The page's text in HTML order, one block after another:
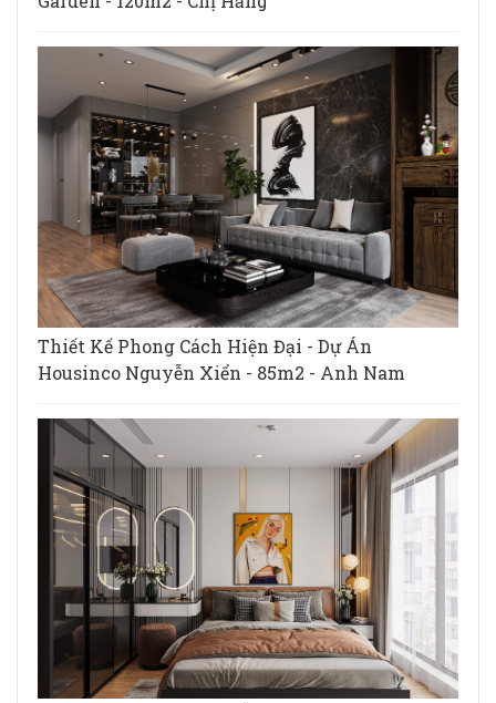
Thiết Kế Phong Cách Hiện Đại - Dự Án
Housinco Nguyễn Xiển - 85m2 - Anh Nam